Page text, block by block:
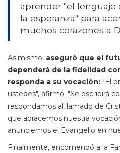
aprender "el lenguaje
la esperanza" para
muchos corazones a
Asimismo, aseguró que el
dependerá de la fidelidad
responda a su vocación: "El
ustedes", afirmó. "Se escribirá
respondamos al llamado de
que abracemos nuestra
anunciemos el Evangelio en
Finalmente, encomendó a la